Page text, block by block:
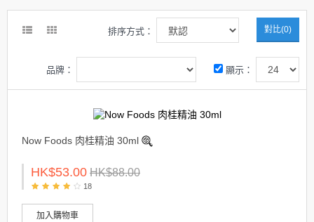
對比(0)
排序方式：
顯示：
品牌：
Now Foods 肉桂精油 30ml
HK$53.00 HK$88.00
18
加入購物車